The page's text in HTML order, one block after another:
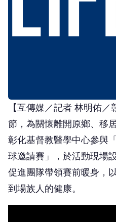
【互傳媒／記者 林明佑
節，為關懷離開原鄉、移
彰化基督教醫學中心參與
球邀請賽」，於活動現場
促進團隊帶領賽前暖身，
到場族人的健康。